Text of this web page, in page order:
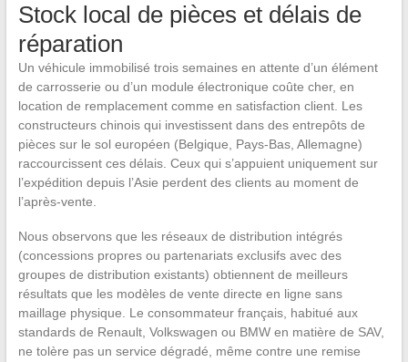
Stock local de pièces et délais de
réparation
Un véhicule immobilisé trois semaines en attente d’un élément
de carrosserie ou d’un module électronique coûte cher, en
location de remplacement comme en satisfaction client. Les
constructeurs chinois qui investissent dans des entrepôts de
pièces sur le sol européen (Belgique, Pays-Bas, Allemagne)
raccourcissent ces délais. Ceux qui s’appuient uniquement sur
l’expédition depuis l’Asie perdent des clients au moment de
l’après-vente.
Nous observons que les réseaux de distribution intégrés
(concessions propres ou partenariats exclusifs avec des
groupes de distribution existants) obtiennent de meilleurs
résultats que les modèles de vente directe en ligne sans
maillage physique. Le consommateur français, habitué aux
standards de Renault, Volkswagen ou BMW en matière de SAV,
ne tolère pas un service dégradé, même contre une remise